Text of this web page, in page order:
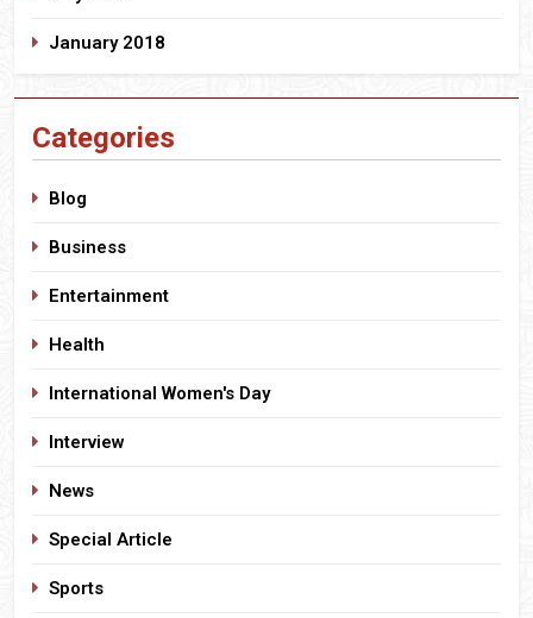
January 2018
Categories
Blog
Business
Entertainment
Health
International Women's Day
Interview
News
Special Article
Sports